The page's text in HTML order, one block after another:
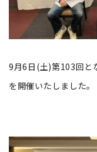
9月6日(土)第103回と
を開催いたしました。